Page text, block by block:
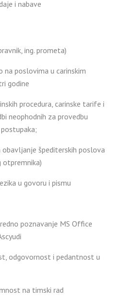
i nabave
ing. prometa)
na poslovima u carinskim
godine
procedura, carinske tarife i
neophodnih za provedbu
špediterskih poslova
otpremnika)
u govoru i pismu
poznavanje MS Office
odgovornost i pedantnost u
na timski rad